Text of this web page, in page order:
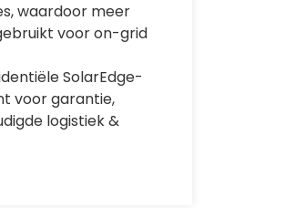
waardoor meer
voor on-grid
SolarEdge-
voor garantie,
logistiek &